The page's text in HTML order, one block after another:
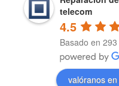
telecom
4.5
Basado en
valóranos en